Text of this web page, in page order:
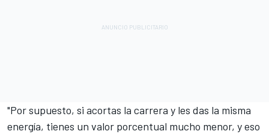
"Por supuesto, si acortas la carrera y les das la misma
energía, tienes un valor porcentual mucho menor, y eso